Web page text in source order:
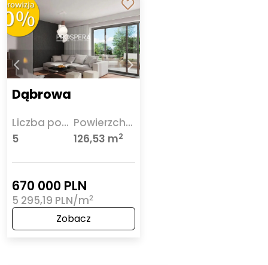
Dąbrowa
Liczba pokoi
5
Powierzchnia
126,53 m2
670 000 PLN
5 295,19 PLN/m2
Zobacz